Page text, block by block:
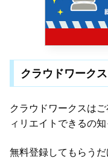
クラウドワークス
クラウドワークスは
ィリエイトできるの
無料登録してもらう